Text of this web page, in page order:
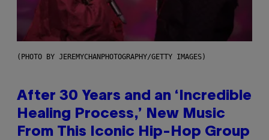
(PHOTO BY JEREMYCHANPHOTOGRAPHY/GETTY IMAGES)
After 30 Years and an ‘Incredible
Healing Process,’ New Music
From This Iconic Hip-Hop Group